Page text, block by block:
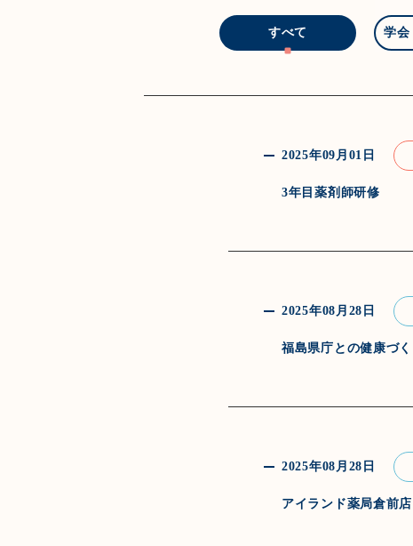
すべて 学会
2025年09月01日
3年目薬剤師研修
2025年08月28日
福島県庁との健康づ
2025年08月28日
アイランド薬局倉前